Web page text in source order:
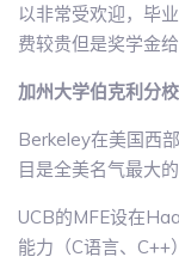
以非常受欢迎，毕
费较贵但是奖学金给
加州大学伯克利分校
Berkeley在美国西
目是全美名气最大
UCB的MFE设在
能力（C语言、